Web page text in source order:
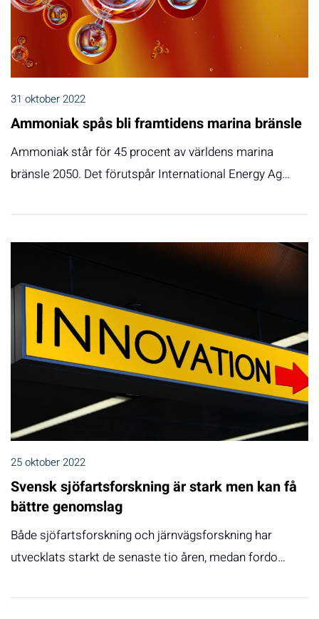
31 oktober 2022
Ammoniak spås bli framtidens marina bränsle
Ammoniak står för 45 procent av världens marina
bränsle 2050. Det förutspår International Energy Ag…
25 oktober 2022
Svensk sjöfartsforskning är stark men kan få
bättre genomslag
Både sjöfartsforskning och järnvägsforskning har
utvecklats starkt de senaste tio åren, medan fordo…